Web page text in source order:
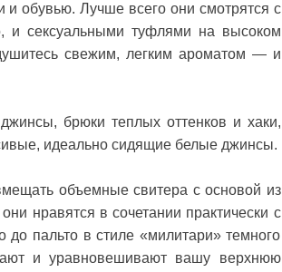
обувью. Лучше всего они смотрятся с
и сексуальными туфлями на высоком
свежим, легким ароматом — и
брюки теплых оттенков и хаки,
идеально сидящие белые джинсы.
объемные свитера с основой из
нравятся в сочетании практически с
пальто в стиле «милитари» темного
и уравновешивают вашу верхнюю